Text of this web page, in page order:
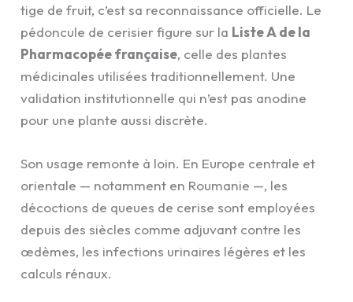
tige de fruit, c’est sa reconnaissance officielle. Le
pédoncule de cerisier figure sur la Liste A de la
Pharmacopée française, celle des plantes
médicinales utilisées traditionnellement. Une
validation institutionnelle qui n’est pas anodine
pour une plante aussi discrète.
Son usage remonte à loin. En Europe centrale et
orientale — notamment en Roumanie —, les
décoctions de queues de cerise sont employées
depuis des siècles comme adjuvant contre les
œdèmes, les infections urinaires légères et les
calculs rénaux.